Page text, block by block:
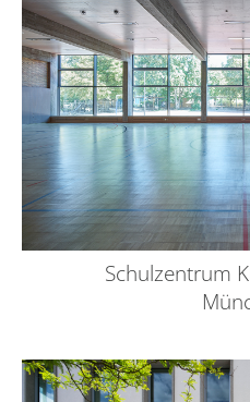
Schulzentrum